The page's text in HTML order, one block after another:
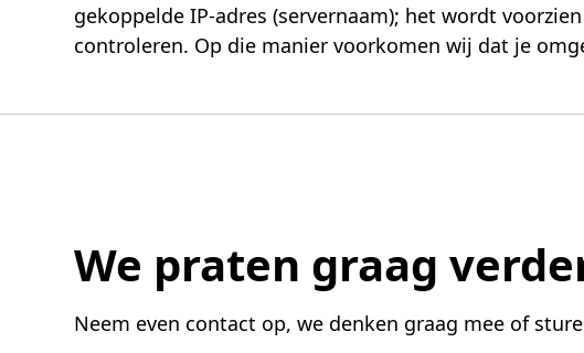
gekoppelde IP-adres (servernaam); het wordt
controleren. Op die manier voorkomen wij dat je
We praten graag
Neem even contact op, we denken graag mee of